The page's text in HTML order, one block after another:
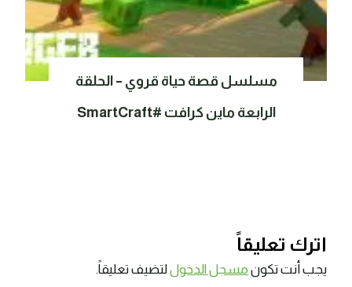
مسلسل قصة حياة قروي – الحلقة
الرابعة ماين كرافت #SmartCraft
اترك تعليقاً
يجب أنت تكون مسجل الدخوللتضيف تعليقاً.